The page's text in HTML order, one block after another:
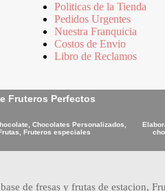
Politicas de la Tienda
Pedidos Urgentes
Nuestra Franquicia
Costos de Envio
Libro de Reclamos
Fruteros Perfectos
Chocolates Personalizados,
Fruteros especiales
de fresas y frutas de estacion,